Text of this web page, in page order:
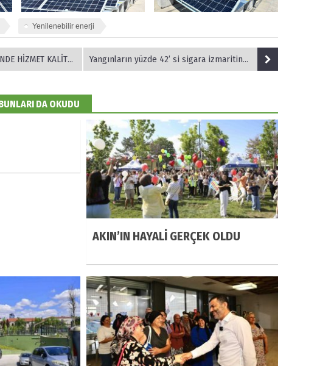
Yenilenebilir enerji
KALİTESİ ARTIRILACAK Yangınların yüzde 42’ si sigara izmaritinden
DA OKUDU
AKIN’IN HAYALİ GERÇEK OLDU